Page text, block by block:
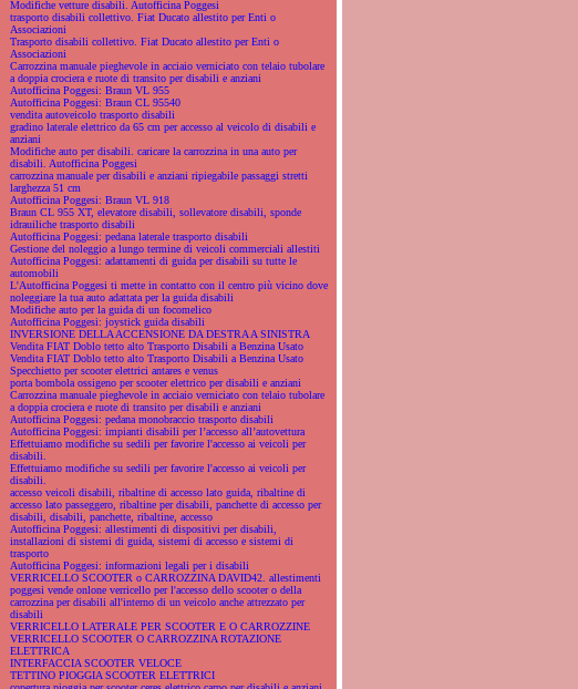
Modifiche vetture disabili. Autofficina Poggesi
trasporto disabili collettivo. Fiat Ducato allestito per Enti o
Associazioni
Trasporto disabili collettivo. Fiat Ducato allestito per Enti o
Associazioni
Carrozzina manuale pieghevole in acciaio verniciato con telaio tubolare
a doppia crociera e ruote di transito per disabili e anziani
Autofficina Poggesi: Braun VL 955
Autofficina Poggesi: Braun CL 95540
vendita autoveicolo trasporto disabili
gradino laterale elettrico da 65 cm per accesso al veicolo di disabili e
anziani
Modifiche auto per disabili. caricare la carrozzina in una auto per
disabili. Autofficina Poggesi
carrozzina manuale per disabili e anziani ripiegabile passaggi stretti
larghezza 51 cm
Autofficina Poggesi: Braun VL 918
Braun CL 955 XT, elevatore disabili, sollevatore disabili, sponde
idrauiliche trasporto disabili
Autofficina Poggesi: pedana laterale trasporto disabili
Gestione del noleggio a lungo termine di veicoli commerciali allestiti
Autofficina Poggesi: adattamenti di guida per disabili su tutte le
automobili
L'Autofficina Poggesi ti mette in contatto con il centro più vicino dove
noleggiare la tua auto adattata per la guida disabili
Modifiche auto per la guida di un focomelico
Autofficina Poggesi: joystick guida disabili
INVERSIONE DELLA ACCENSIONE DA DESTRA A SINISTRA
Vendita FIAT Doblo tetto alto Trasporto Disabili a Benzina Usato
Vendita FIAT Doblo tetto alto Trasporto Disabili a Benzina Usato
Specchietto per scooter elettrici antares e venus
porta bombola ossigeno per scooter elettrico per disabili e anziani
Carrozzina manuale pieghevole in acciaio verniciato con telaio tubolare
a doppia crociera e ruote di transito per disabili e anziani
Autofficina Poggesi: pedana monobraccio trasporto disabili
Autofficina Poggesi: impianti disabili per l’accesso all’autovettura
Effettuiamo modifiche su sedili per favorire l'accesso ai veicoli per
disabili.
Effettuiamo modifiche su sedili per favorire l'accesso ai veicoli per
disabili.
accesso veicoli disabili, ribaltine di accesso lato guida, ribaltine di
accesso lato passeggero, ribaltine per disabili, panchette di accesso per
disabili, disabili, panchette, ribaltine, accesso
Autofficina Poggesi: allestimenti di dispositivi per disabili,
installazioni di sistemi di guida, sistemi di accesso e sistemi di
trasporto
Autofficina Poggesi: informazioni legali per i disabili
VERRICELLO SCOOTER o CARROZZINA DAVID42. allestimenti
poggesi vende onlone verricello per l'accesso dello scooter o della
carrozzina per disabili all'interno di un veicolo anche attrezzato per
disabili
VERRICELLO LATERALE PER SCOOTER E O CARROZZINE
VERRICELLO SCOOTER O CARROZZINA ROTAZIONE
ELETTRICA
INTERFACCIA SCOOTER VELOCE
TETTINO PIOGGIA SCOOTER ELETTRICI